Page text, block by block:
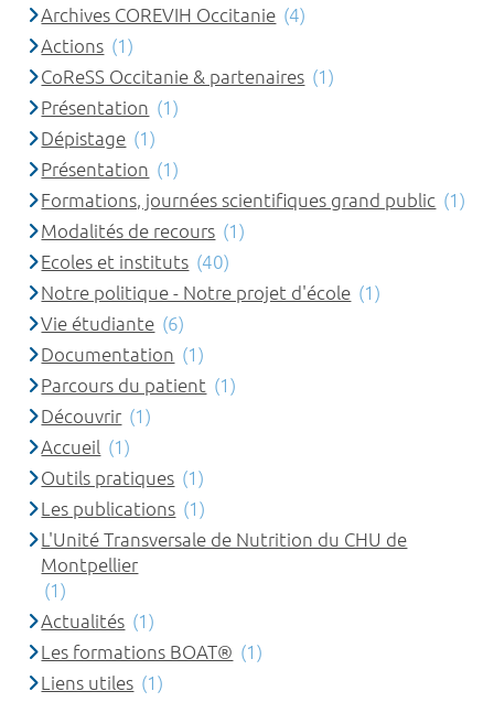
Archives COREVIH Occitanie (4)
Actions (1)
CoReSS Occitanie & partenaires (1)
Présentation (1)
Dépistage (1)
Présentation (1)
Formations, journées scientifiques grand public (1)
Modalités de recours (1)
Ecoles et instituts (40)
Notre politique - Notre projet d'école (1)
Vie étudiante (6)
Documentation (1)
Parcours du patient (1)
Découvrir (1)
Accueil (1)
Outils pratiques (1)
Les publications (1)
L'Unité Transversale de Nutrition du CHU de
Montpellier
(1)
Actualités (1)
Les formations BOAT® (1)
Liens utiles (1)